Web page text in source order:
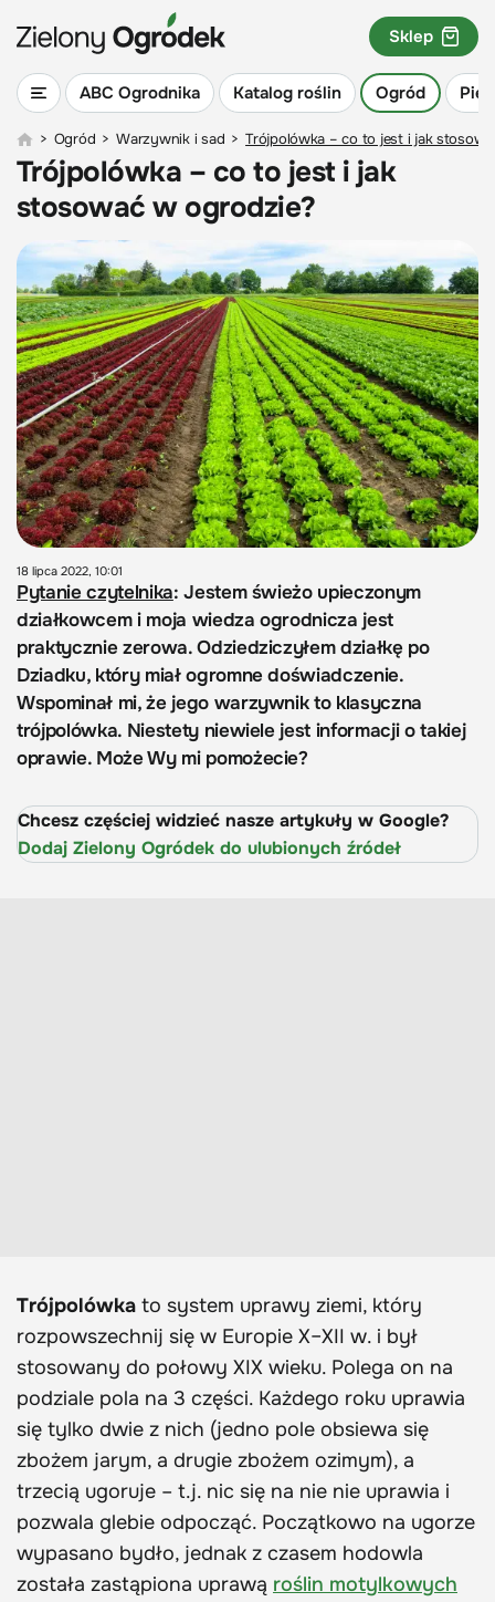
ABC Ogrodnika Katalog roślin Ogród
Sklep
> Ogród > Warzywnik i sad > Trójpolówka – co to jest i jak
Trójpolówka – co to jest i jak
stosować w ogrodzie?
18 lipca 2022, 10:01
Pytanie czytelnika: Jestem świeżo upieczonym
działkowcem i moja wiedza ogrodnicza jest
praktycznie zerowa. Odziedziczyłem działkę po
Dziadku, który miał ogromne doświadczenie.
Wspominał mi, że jego warzywnik to klasyczna
trójpolówka. Niestety niewiele jest informacji o takiej
oprawie. Może Wy mi pomożecie?
Chcesz częściej widzieć nasze artykuły w Google?
Dodaj Zielony Ogródek do ulubionych źródeł
Trójpolówka to system uprawy ziemi, który
rozpowszechnij się w Europie X–XII w. i był
stosowany do połowy XIX wieku. Polega on na
podziale pola na 3 części. Każdego roku uprawia
się tylko dwie z nich (jedno pole obsiewa się
zbożem jarym, a drugie zbożem ozimym), a
trzecią ugoruje – t.j. nic się na nie nie uprawia i
pozwala glebie odpocząć. Początkowo na ugorze
wypasano bydło, jednak z czasem hodowla
została zastąpiona uprawą roślin motylkowych